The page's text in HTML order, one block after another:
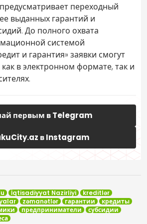
переходный
выданных гарантий и
До полного охвата
системой
и гарантия» заявки смогут
в электронном формате, так и
первым в Telegram
в Instagram
İqtisadiyyat Nazirliyi
kreditlər
zəmanətlər гарантии
кредиты
предприниматели
субсидии